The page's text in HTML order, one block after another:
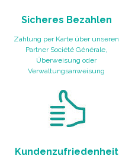
Sicheres Bezahlen
Zahlung per Karte über unseren
Partner Société Générale,
Überweisung oder
Verwaltungsanweisung
Kundenzufriedenheit